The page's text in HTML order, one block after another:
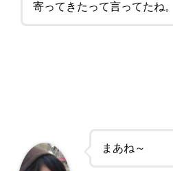
寄ってきたって言ってたね。
まあね～